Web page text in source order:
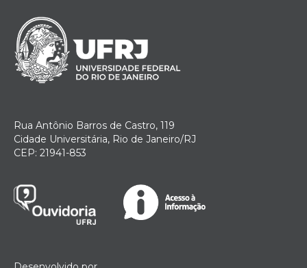
Rua Antônio Barros de Castro, 119
Cidade Universitária, Rio de Janeiro/RJ
CEP: 21941-853